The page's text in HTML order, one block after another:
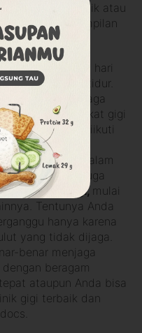
memilih klinik atau
membuat tampilan
menyikat gigi 2 hari
hari sebelum tidur.
untuk menjaga
dengan menyikat gigi
hari serta diikuti
yang bisa
pada gigi. Dalam
Anda tentu juga
perawatan gigi, mulai
Tentunya Anda
hanya karena
yang tidak dijaga.
benar menjaga
beragam
ataupun Anda bisa
gigi terbaik dan